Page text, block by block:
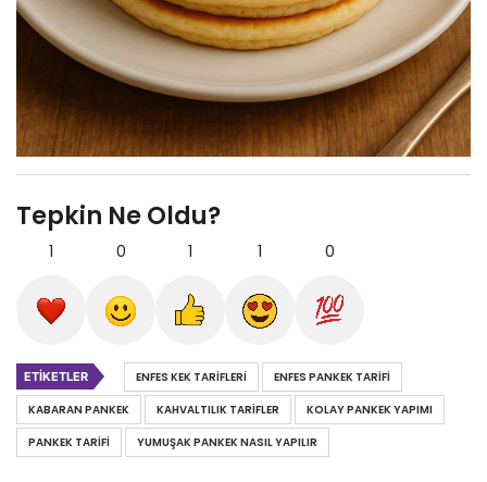
Tepkin Ne Oldu?
1 0 1 1 0
ETIKETLER ENFES KEK TARIFLERI
ENFES PANKEK TARIFI
KABARAN PANKEK
KAHVALTILIK TARIFLER
KOLAY PANKEK YAPIMI
PANKEK TARIFI
YUMUŞAK PANKEK NASIL YAPILIR